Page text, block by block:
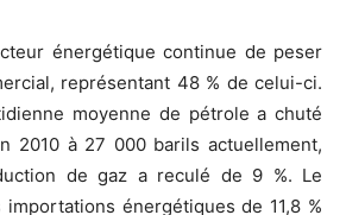
énergétique continue de peser
représentant 48 % de celui-ci.
moyenne de pétrole a chuté
2010 à 27 000 barils actuellement,
de gaz a reculé de 9 %. Le
énergétiques de 11,8 %